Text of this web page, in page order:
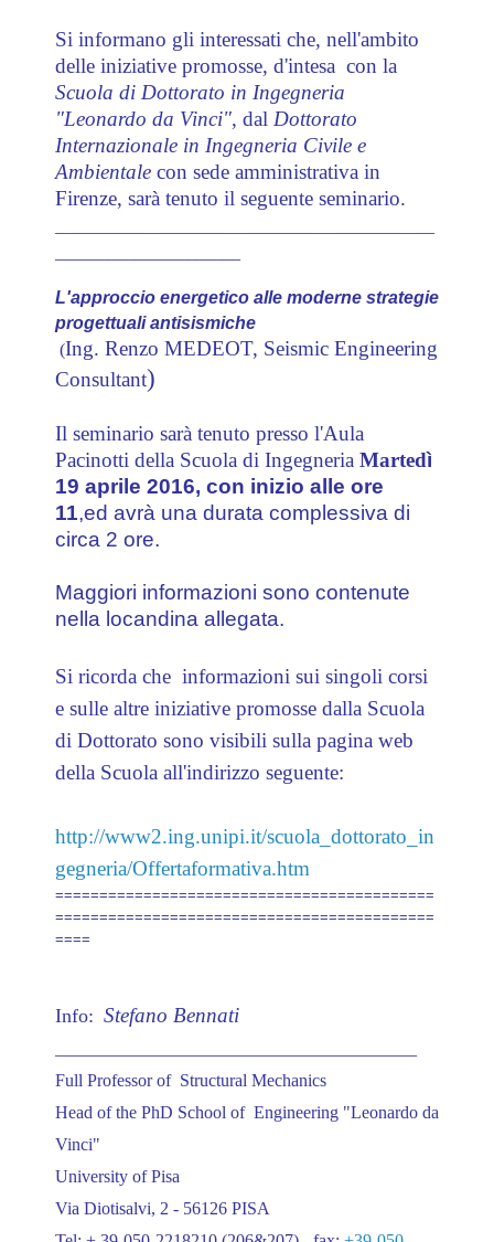
Si informano gli interessati che, nell'ambito
delle iniziative promosse, d'intesa con la
Scuola di Dottorato in Ingegneria
"Leonardo da Vinci", dal Dottorato
Internazionale in Ingegneria Civile e
Ambientale con sede amministrativa in
Firenze, sarà tenuto il seguente seminario.
L'approccio energetico alle moderne strategie
progettuali antisismiche
(Ing. Renzo MEDEOT, Seismic Engineering
Consultant)
Il seminario sarà tenuto presso l'Aula
Pacinotti della Scuola di Ingegneria Martedì
19 aprile 2016, con inizio alle ore
11,ed avrà una durata complessiva di
circa 2 ore.
Maggiori informazioni sono contenute
nella locandina allegata.
Si ricorda che informazioni sui singoli corsi
e sulle altre iniziative promosse dalla Scuola
di Dottorato sono visibili sulla pagina web
della Scuola all'indirizzo seguente:
http://www2.ing.unipi.it/scuola_dottorato_in
gegneria/Offertaformativa.htm
===========================================
===========================================
====
​Info: Stefano Bennati
Full Professor of Structural Mechanics
Head of the PhD School of Engineering "Leonardo da
Vinci"
University of Pisa
Via Diotisalvi, 2 - 56126 PISA